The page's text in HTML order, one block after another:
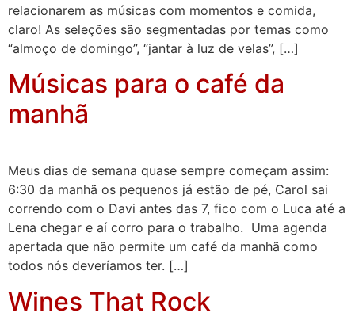
relacionarem as músicas com momentos e comida,
claro! As seleções são segmentadas por temas como
“almoço de domingo”, “jantar à luz de velas”, […]
Músicas para o café da
manhã
Meus dias de semana quase sempre começam assim:
6:30 da manhã os pequenos já estão de pé, Carol sai
correndo com o Davi antes das 7, fico com o Luca até a
Lena chegar e aí corro para o trabalho. Uma agenda
apertada que não permite um café da manhã como
todos nós deveríamos ter. […]
Wines That Rock